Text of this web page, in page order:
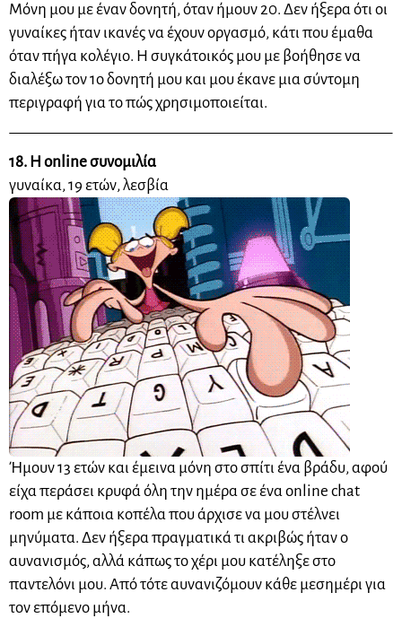
Mόνη μου με έναν δονητή, όταν ήμουν 20. Δεν ήξερα ότι οι
γυναίκες ήταν ικανές να έχουν οργασμό, κάτι που έμαθα
όταν πήγα κολέγιο. Η συγκάτοικός μου με βοήθησε να
διαλέξω τον 1ο δονητή μου και μου έκανε μια σύντομη
περιγραφή για το πώς χρησιμοποιείται.
18. Η online συνομιλία
γυναίκα, 19 ετών, λεσβία
Ήμουν 13 ετών και έμεινα μόνη στο σπίτι ένα βράδυ, αφού
είχα περάσει κρυφά όλη την ημέρα σε ένα online chat
room με κάποια κοπέλα που άρχισε να μου στέλνει
μηνύματα. Δεν ήξερα πραγματικά τι ακριβώς ήταν ο
αυνανισμός, αλλά κάπως το χέρι μου κατέληξε στο
παντελόνι μου. Από τότε αυνανιζόμουν κάθε μεσημέρι για
τον επόμενο μήνα.